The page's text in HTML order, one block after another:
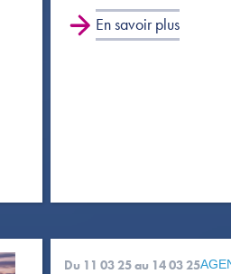
En savoir plus
Du 11 03 25au 14 03 25